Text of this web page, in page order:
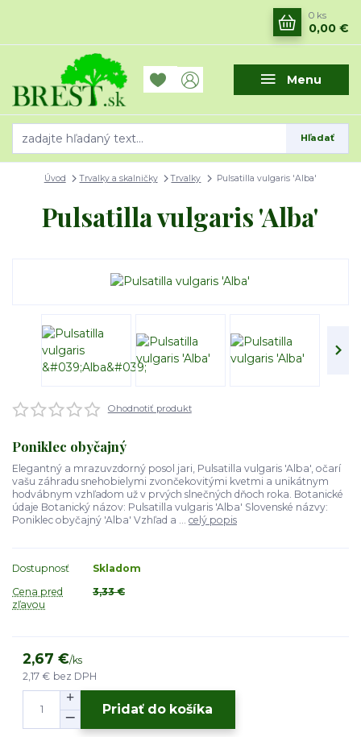
Menu
Hľadať
0 ks
0,00 €
Úvod Trvalky a skalničky Trvalky Pulsatilla vulgaris 'Alba'
Pulsatilla vulgaris 'Alba'
Ohodnotiť produkt
Poniklec obyčajný
Elegantný a mrazuvzdorný posol jari, Pulsatilla vulgaris 'Alba', očarí
vašu záhradu snehobielymi zvončekovitými kvetmi a unikátnym
hodvábnym vzhľadom už v prvých slnečných dňoch roka. Botanické
údaje Botanický názov: Pulsatilla vulgaris 'Alba' Slovenské názvy:
Poniklec obyčajný 'Alba' Vzhľad a ... celý popis
Dostupnosť
Skladom
Cena pred
zľavou
3,33 €
2,67 €/ks
2,17 € bez DPH
Pridať do košíka